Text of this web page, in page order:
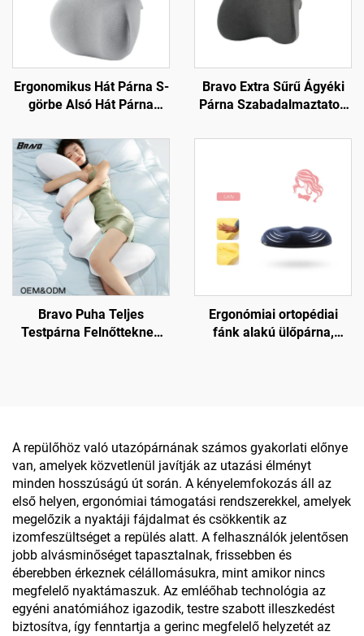
Ergonomikus Hát Párna S-
görbe Alsó Hát Párna
Párna Hát Párna B7
Bravo Extra Sűrű Ágyéki
Párna Szabadalmaztatott
Hát Támasztó Párna Hát
Bravo Puha Teljes
Testpárna Felnőtteknek
Ergonómiai ortopédiai
fánk alakú ülőpárna,
A repülőhöz való utazópárnának számos gyakorlati előnye
van, amelyek közvetlenül javítják az utazási élményt
minden hosszúságú út során. A kényelemfokozás áll az
első helyen, ergonómiai támogatási rendszerekkel, amelyek
megelőzik a nyaktáji fájdalmat és csökkentik az
izomfeszültséget a repülés alatt. A felhasználók jelentősen
jobb alvásminőséget tapasztalnak, frissebben és
éberebben érkeznek célállomásukra, mint amikor nincs
megfelelő nyaktámaszuk. Az emléőhab technológia az
egyéni anatómiához igazodik, testre szabott illeszkedést
biztosítva, így fenntartja a gerinc megfelelő helyzetét az